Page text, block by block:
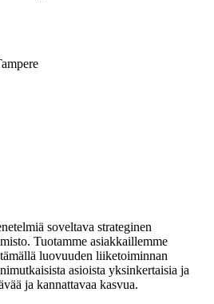
soveltava strateginen
Tuotamme asiakkaillemme
luovuuden liiketoiminnan
asioista yksinkertaisia ja
ja kannattavaa kasvua.